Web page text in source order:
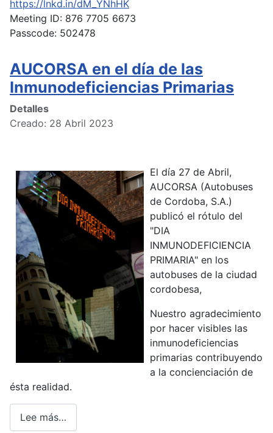
https://lnkd.in/dM_YNhHK
Meeting ID: 876 7705 6673
Passcode: 502478
AUCORSA en el día de las
Inmunodeficiencias Primarias
Detalles
Creado: 28 Abril 2023
El día 27 de Abril,
AUCORSA (Autobuses
de Cordoba, S.A.)
publicó el rótulo del
"DIA
INMUNODEFICIENCIA
PRIMARIA" en los
autobuses de la ciudad
cordobesa,
Nuestro agradecimiento
por hacer visibles las
inmunodeficiencias
primarias contribuyendo
a la concienciación de
ésta realidad.
Lee más…